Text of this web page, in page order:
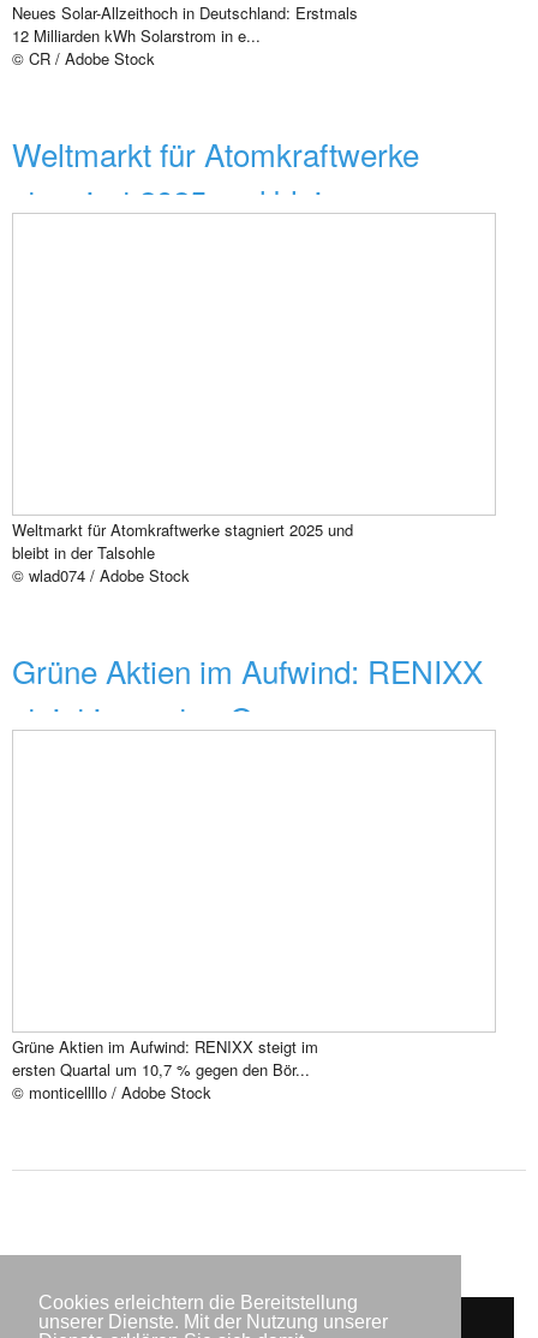
Cookies erleichtern die Bereitstellung
unserer Dienste. Mit der Nutzung unserer
Neues Solar-Allzeithoch in Deutschland: Erstmals
12 Milliarden kWh Solarstrom in e...
© CR / Adobe Stock
Weltmarkt für Atomkraftwerke
stagniert 2025 und blei...
Weltmarkt für Atomkraftwerke stagniert 2025 und
bleibt in der Talsohle
© wlad074 / Adobe Stock
Grüne Aktien im Aufwind: RENIXX
steigt im ersten Qua...
Grüne Aktien im Aufwind: RENIXX steigt im
ersten Quartal um 10,7 % gegen den Bör...
© monticellllo / Adobe Stock